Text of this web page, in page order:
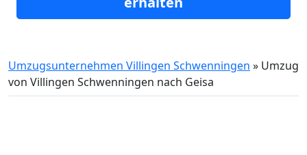
Umzugsunternehmen Villingen Schwenningen » Umzug
von Villingen Schwenningen nach Geisa